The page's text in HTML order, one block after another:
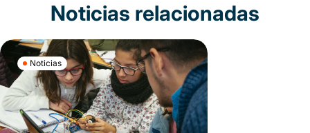
Noticias relacionadas
Noticias